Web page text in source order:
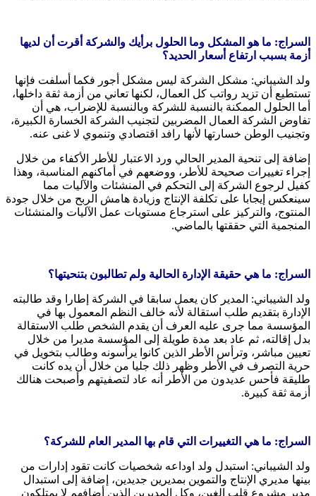
السراج: ما هو المشكل وما الحلول برأيك والشركة أقرت أن لديها
أزمة بسبب ارتفاع أسعار الحديد؟
ولد الشيباني: مشكل الشركة ليس مشكل أجور فكما أسلفت فإنها
تستطيع أن تزيد رواتب كل العمال، لكنها تعاني من أزمة ثقة داخلها،
أما الحلول الممكنة بالنسبة للشركة وبالنسبة للإضراب، هي أن
تفاوض الشركة العمال المضربين لتجنيب الشركة الخسارة الكبيرة،
وتجنيب الوطن خسارتها لأنها رافد اقتصادي وتنموي لا غنى عنه.
إضافة إلى تنحية المدير الحالي ورد الاعتبار للأطر الأكفاء من خلال
إجراء تغييرات صحيحة للأطر، ووضعهم في أماكنهم المناسبة، وهذا
كفيل لرجوع الشركة إلى التحكم في المنشئات والآليات مما
سينعكس إيجابا على تكلفة الإنتاج وزيادة هامش الربح من خلال جودة
المنتوج، والتركيز على استرجاع مستويات عمل الآليات والمنشئات
المنجمية التي حققتها بالماضي.
السراج: ما هي حقيقة الإدارة الحالية ولم تطالبون بتنحيتها؟
ولد الشيباني: المدير كان يعمل سابقا في الشركة إطارا وقد طالبته
الإدارة بتقديم طلب استقالة لأنه خالف النظم المعمول بها في
المؤسسة مما جرى عليه العرف أن يقدم الشخص طلب الاستقالة
بدل إقالته، ثم عاد بعد مدة طويلة إلى المؤسسة مديرا من خلال
تعيين مباشر، وترأس الأطر الذين كانوا يرأسونه وطالب بتخويل في
حرية التصرف في الأطر وظهر ذلك جليا من خلال أن يده كانت
طليقة فأحس عديدون من الأطر أنه عاد لتصفيتهم وأصبحت هنالك
أزمة ثقة كبيرة.
السراج: ما هي التغييرات التي قام بها المدير العام للشركة؟
ولد الشيباني: استبدل ولد اوداعه شخصيات كانت تقود إدارات من
بينها مديري الإنتاج والتموين بمديرين جديدين، إضافة إلى استبدال
مدير مشروع قلب الغين، وكل المديرين الذين أضافهم لا يمتلكون